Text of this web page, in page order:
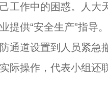
工作中的困惑。人大
提供“安全生产”指导
通道设置到人员紧急
际操作，代表小组还